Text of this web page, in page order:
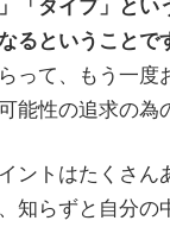
るということで
って、もう一
能性の追求の為
ントはたくさん
知らずと自分